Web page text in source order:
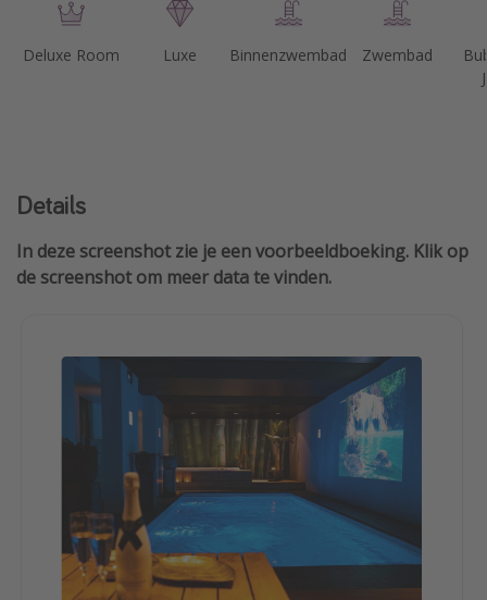
Deluxe Room Luxe Binnenzwembad Zwembad
Details
In deze screenshot zie je een voorbeeldboeking. Klik op
de screenshot om meer data te vinden.